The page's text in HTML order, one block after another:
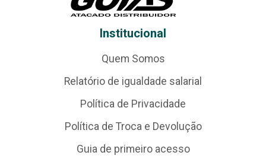
Institucional
Quem Somos
Relatório de igualdade salarial
Política de Privacidade
Política de Troca e Devolução
Guia de primeiro acesso